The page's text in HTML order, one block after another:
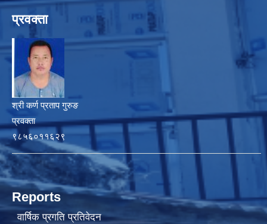
प्रवक्ता
श्री कर्ण प्रताप गुरुङ
प्रवक्ता
९८५६०११६२९
Reports
वार्षिक प्रगति प्रतिवेदन